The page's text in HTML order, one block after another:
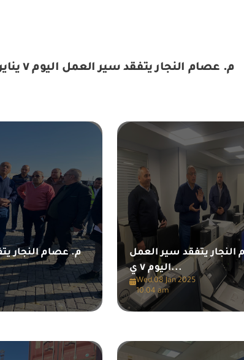
م. عصام النجار يتفقد سير العمل اليوم ٧ يناير بفرعى الهيئة ببور سعيد وشرق التفريعة
م. عصام النجار
يتفقد سير العمل
اليوم ٧ ي...
Wed,08 Jan 2025
10:04 am